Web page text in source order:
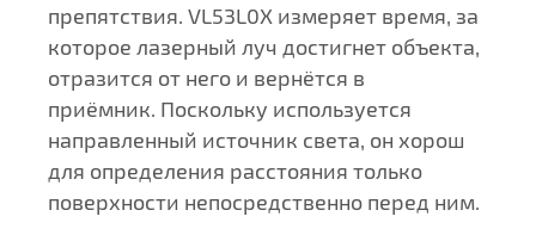
препятствия. VL53L0X измеряет время, за
которое лазерный луч достигнет объекта,
отразится от него и вернётся в
приёмник. Поскольку используется
направленный источник света, он хорош
для определения расстояния только
поверхности непосредственно перед ним.